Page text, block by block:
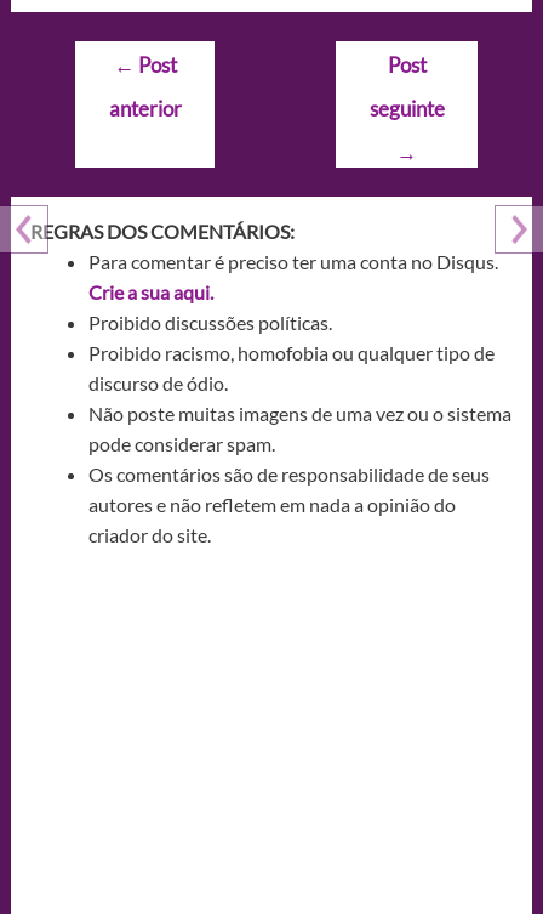
Navegação
Post
← Post
anterior
Post
seguinte
→
REGRAS DOS COMENTÁRIOS:
Para comentar é preciso ter uma conta no Disqus.
Crie a sua aqui.
Proibido discussões políticas.
Proibido racismo, homofobia ou qualquer tipo de
discurso de ódio.
Não poste muitas imagens de uma vez ou o sistema
pode considerar spam.
Os comentários são de responsabilidade de seus
autores e não refletem em nada a opinião do
criador do site.